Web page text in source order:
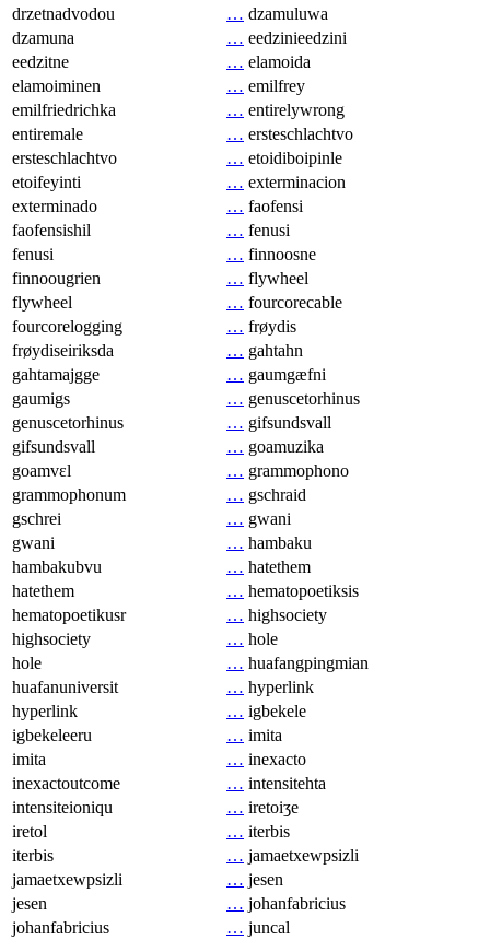
drzetnadvodou
… dzamuluwa
dzamuna
… eedzinieedzini
eedzitne
… elamoida
elamoiminen
… emilfrey
emilfriedrichka
… entirelywrong
entiremale
… ersteschlachtvo
ersteschlachtvo
… etoidiboipinle
etoifeyinti
… exterminacion
exterminado
… faofensi
faofensishil
… fenusi
fenusi
… finnoosne
finnoougrien
… flywheel
flywheel
… fourcorecable
fourcorelogging
… frøydis
frøydiseiriksda
… gahtahn
gahtamajgge
… gaumgæfni
gaumigs
… genuscetorhinus
genuscetorhinus
… gifsundsvall
gifsundsvall
… goamuzika
goamvɛl
… grammophono
grammophonum
… gschraid
gschrei
… gwani
gwani
… hambaku
hambakubvu
… hatethem
hatethem
… hematopoetiksis
hematopoetikusr
… highsociety
highsociety
… hole
hole
… huafangpingmian
huafanuniversit
… hyperlink
hyperlink
… igbekele
igbekeleeru
… imita
imita
… inexacto
inexactoutcome
… intensitehta
intensiteioniqu
… iretoiʒe
iretol
… iterbis
iterbis
… jamaetxewpsizli
jamaetxewpsizli
… jesen
jesen
… johanfabricius
johanfabricius
… juncal